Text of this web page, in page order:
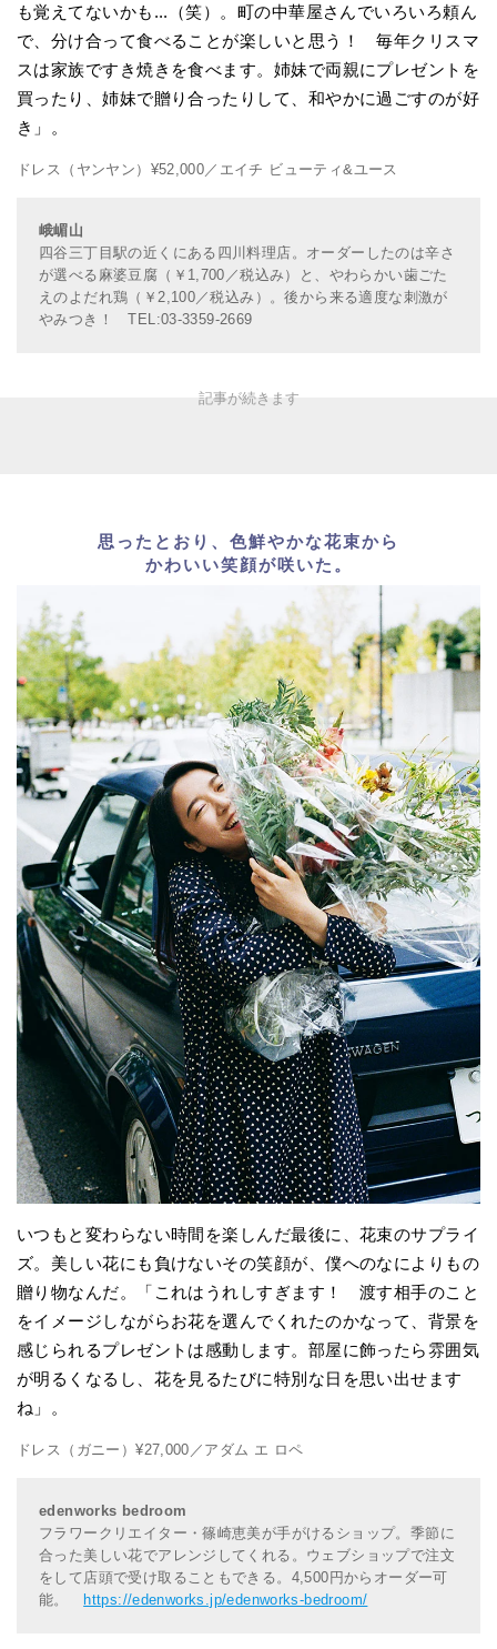
も覚えてないかも...（笑）。町の中華屋さんでいろいろ頼ん
で、分け合って食べることが楽しいと思う！ 毎年クリスマ
スは家族ですき焼きを食べます。姉妹で両親にプレゼントを
買ったり、姉妹で贈り合ったりして、和やかに過ごすのが好
き」。
ドレス（ヤンヤン）¥52,000／エイチ ビューティ&ユース
峨嵋山
四谷三丁目駅の近くにある四川料理店。オーダーしたのは辛さ
が選べる麻婆豆腐（￥1,700／税込み）と、やわらかい歯ごた
えのよだれ鶏（￥2,100／税込み）。後から来る適度な刺激が
やみつき！ TEL:03-3359-2669
思ったとおり、色鮮やかな花束から
かわいい笑顔が咲いた。
いつもと変わらない時間を楽しんだ最後に、花束のサプライ
ズ。美しい花にも負けないその笑顔が、僕へのなによりもの
贈り物なんだ。「これはうれしすぎます！ 渡す相手のこと
をイメージしながらお花を選んでくれたのかなって、背景を
感じられるプレゼントは感動します。部屋に飾ったら雰囲気
が明るくなるし、花を見るたびに特別な日を思い出せます
ね」。
ドレス（ガニー）¥27,000／アダム エ ロペ
edenworks bedroom
フラワークリエイター・篠崎恵美が手がけるショップ。季節に
合った美しい花でアレンジしてくれる。ウェブショップで注文
をして店頭で受け取ることもできる。4,500円からオーダー可
能。
https://edenworks.jp/edenworks-bedroom/